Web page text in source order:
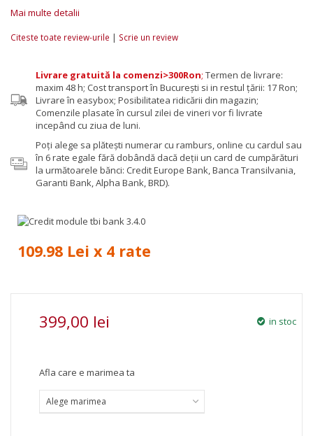
Mai multe detalii
Citeste toate review-urile | Scrie un review
Livrare gratuită la comenzi>300Ron; Termen de livrare:
maxim 48 h; Cost transport în București si in restul țării: 17 Ron;
Livrare în easybox; Posibilitatea ridicării din magazin;
Comenzile plasate în cursul zilei de vineri vor fi livrate
incepând cu ziua de luni.
Poţi alege sa plăteşti numerar cu ramburs, online cu cardul sau
în 6 rate egale fără dobândă dacă deții un card de cumpărături
la următoarele bănci: Credit Europe Bank, Banca Transilvania,
Garanti Bank, Alpha Bank, BRD).
109.98 Lei x 4 rate
399,00 lei in stoc
Afla care e marimea ta
Alege marimea